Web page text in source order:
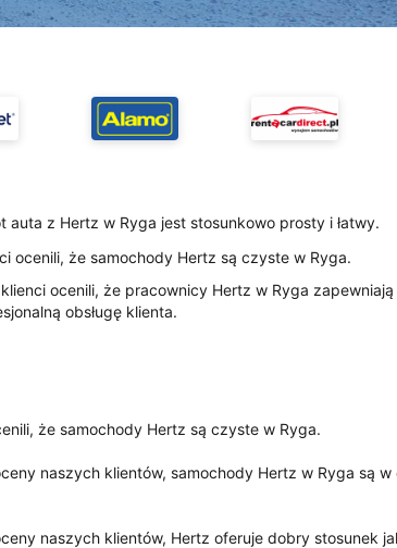
auta z Hertz w Ryga jest stosunkowo prosty i łatwy.
ocenili, że samochody Hertz są czyste w Ryga.
ocenili, że pracownicy Hertz w Ryga
obsługę klienta.
że samochody Hertz są czyste w Ryga.
naszych klientów, samochody Hertz w Ryga są w
naszych klientów, Hertz oferuje dobry stosunek